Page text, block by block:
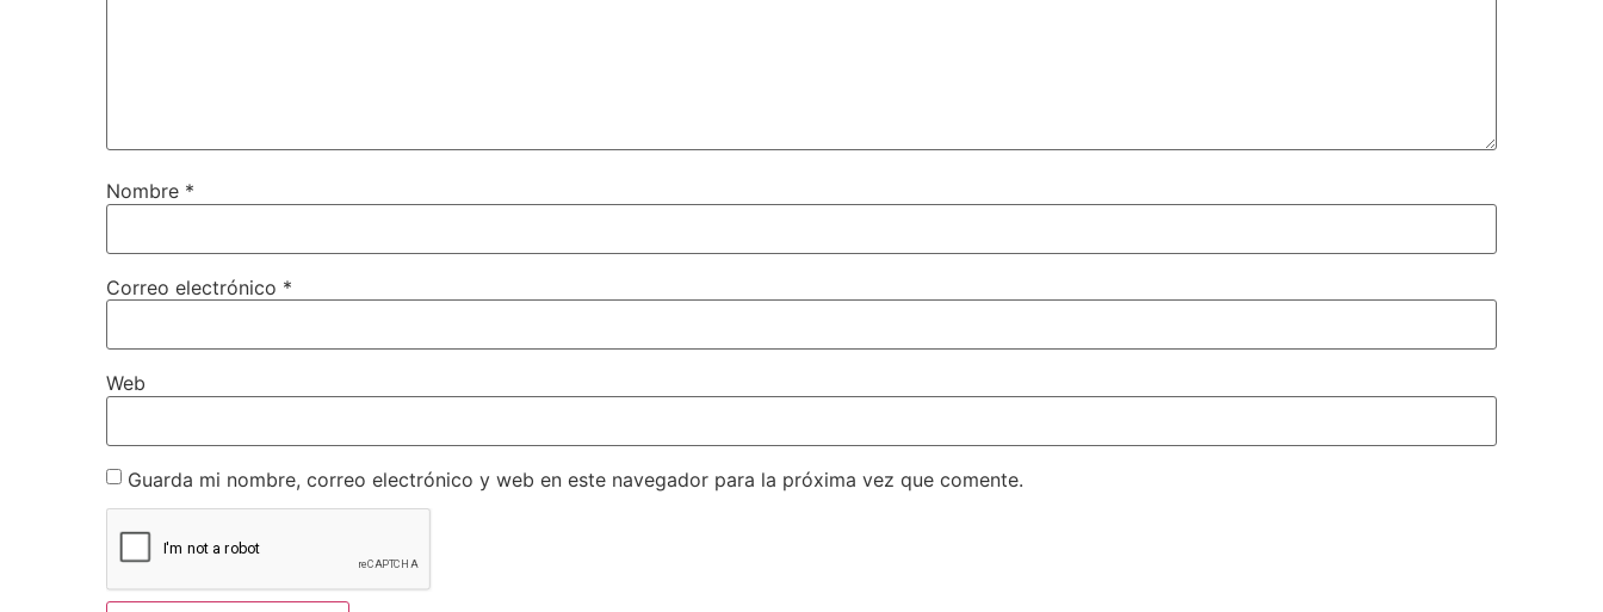
Nombre *
Correo electrónico *
Web
Guarda mi nombre, correo electrónico y web en este navegador para la próxima vez que comente.